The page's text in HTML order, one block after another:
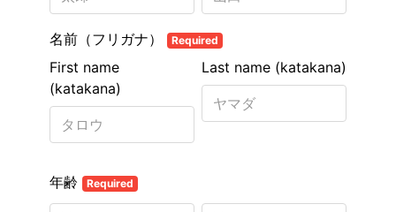
名前（フリガナ） Required
Last name (katakana)
First name
(katakana)
年齢 Required